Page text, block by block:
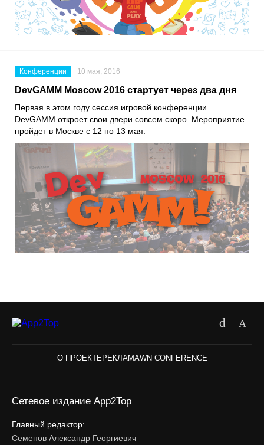
Конференции 10 мая, 2016
DevGAMM Moscow 2016 стартует через два дня
Первая в этом году сессия игровой конференции
DevGAMM откроет свои двери совсем скоро. Мероприятие
пройдет в Москве с 12 по 13 мая.
О ПРОЕКТЕРЕКЛАМАWN CONFERENCE
Сетевое издание App2Top
Главный редактор:
Семенов Александр Георгиевич